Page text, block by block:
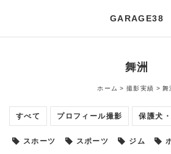
GARAGE38
舞洲
ホーム 撮影実績 舞
すべて プロフィール撮影 保護犬
スホーツ スポーツ ジム